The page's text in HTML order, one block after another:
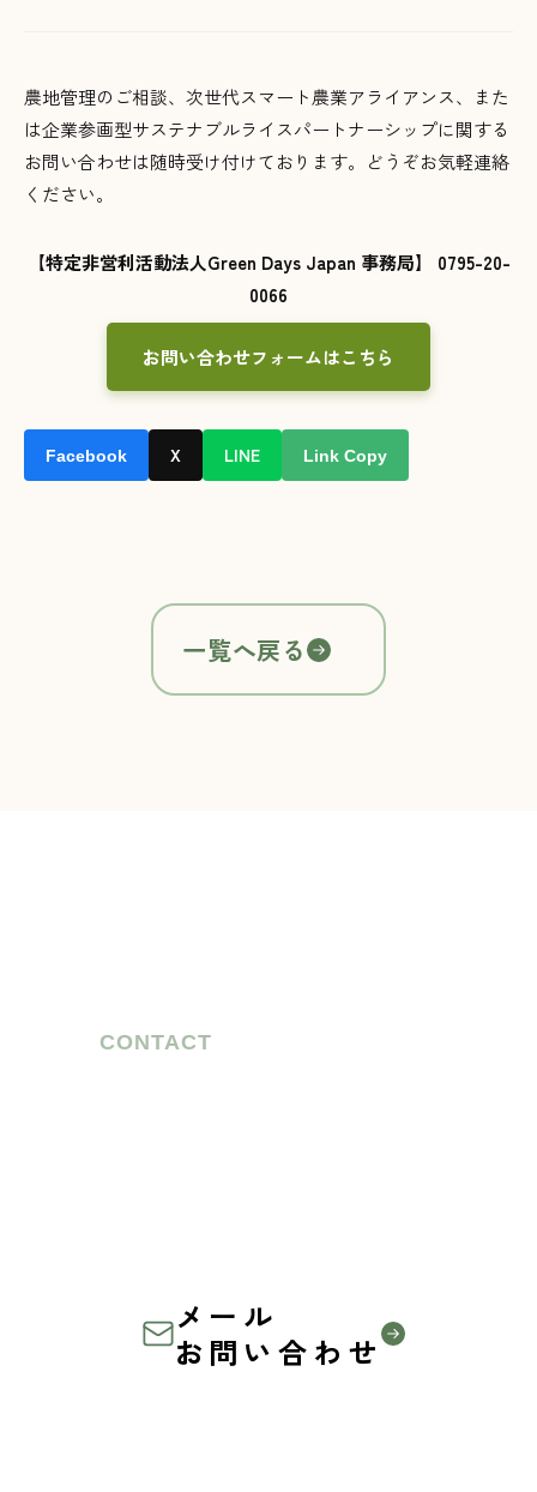
農地管理のご相談、次世代スマート農業アライアンス、また
は企業参画型サステナブルライスパートナーシップに関する
お問い合わせは随時受け付けております。どうぞお気軽連絡
ください。
【特定非営利活動法人Green Days Japan 事務局】 0795-20-
0066
お問い合わせフォームはこちら
Facebook X LINE Link Copy
一覧へ戻る
CONTACT
メール
お問い合わせ